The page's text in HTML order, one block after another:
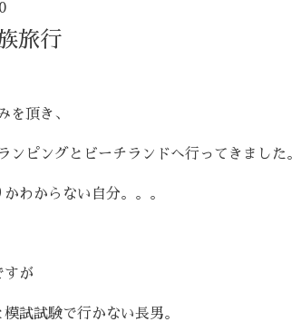
旅行
を頂き、
ンピングとビーチランドへ行ってきました。
わからない自分。。。
すが
模試試験で行かない長男。